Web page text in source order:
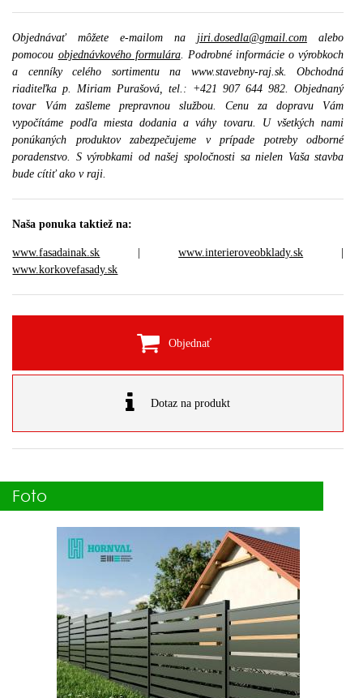
Objednávať môžete e-mailom na jiri.dosedla@gmail.comalebo
pomocou objednávkového formulára. Podrobné informácie o výrobkoch
a cenníky celého sortimentu na www.stavebny-raj.sk. Obchodná
riaditeľka p. Miriam Purašová, tel.: +421 907 644 982. Objednaný
tovar Vám zašleme prepravnou službou. Cenu za dopravu Vám
vypočítáme podľa miesta dodania a váhy tovaru. U všetkých nami
ponúkaných produktov zabezpečujeme v prípade potreby odborné
poradenstvo. S výrobkami od našej spoločnosti sa nielen Vaša stavba
bude cítiť ako v raji.
Naša ponuka taktiež na:
www.fasadainak.sk |www.interieroveobklady.sk
www.korkovefasady.sk
Objednať
Dotaz na produkt
Foto